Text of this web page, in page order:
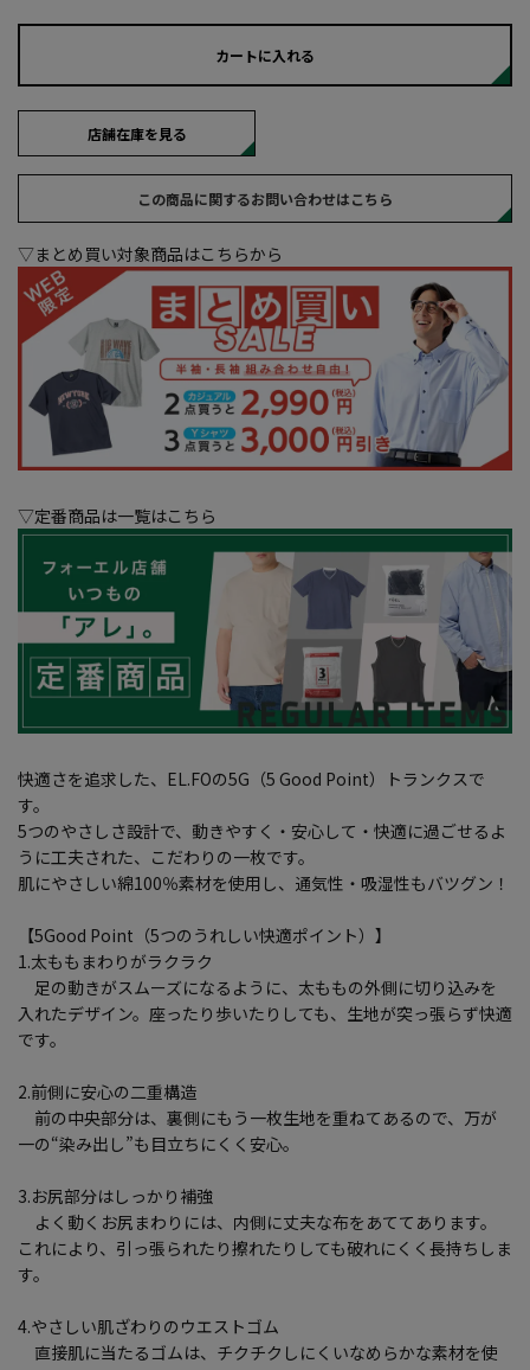
カートに入れる
店舗在庫を見る
この商品に関するお問い合わせはこちら
▽まとめ買い対象商品はこちらから
▽定番商品は一覧はこちら
快適さを追求した、EL.FOの5G（5 Good Point）トランクスで
す。
5つのやさしさ設計で、動きやすく・安心して・快適に過ごせるよ
うに工夫された、こだわりの一枚です。
肌にやさしい綿100％素材を使用し、通気性・吸湿性もバツグン！
【5Good Point（5つのうれしい快適ポイント）】
1.太ももまわりがラクラク
足の動きがスムーズになるように、太ももの外側に切り込みを
入れたデザイン。座ったり歩いたりしても、生地が突っ張らず快適
です。
2.前側に安心の二重構造
前の中央部分は、裏側にもう一枚生地を重ねてあるので、万が
一の“染み出し”も目立ちにくく安心。
3.お尻部分はしっかり補強
よく動くお尻まわりには、内側に丈夫な布をあててあります。
これにより、引っ張られたり擦れたりしても破れにくく長持ちしま
す。
4.やさしい肌ざわりのウエストゴム
直接肌に当たるゴムは、チクチクしにくいなめらかな素材を使